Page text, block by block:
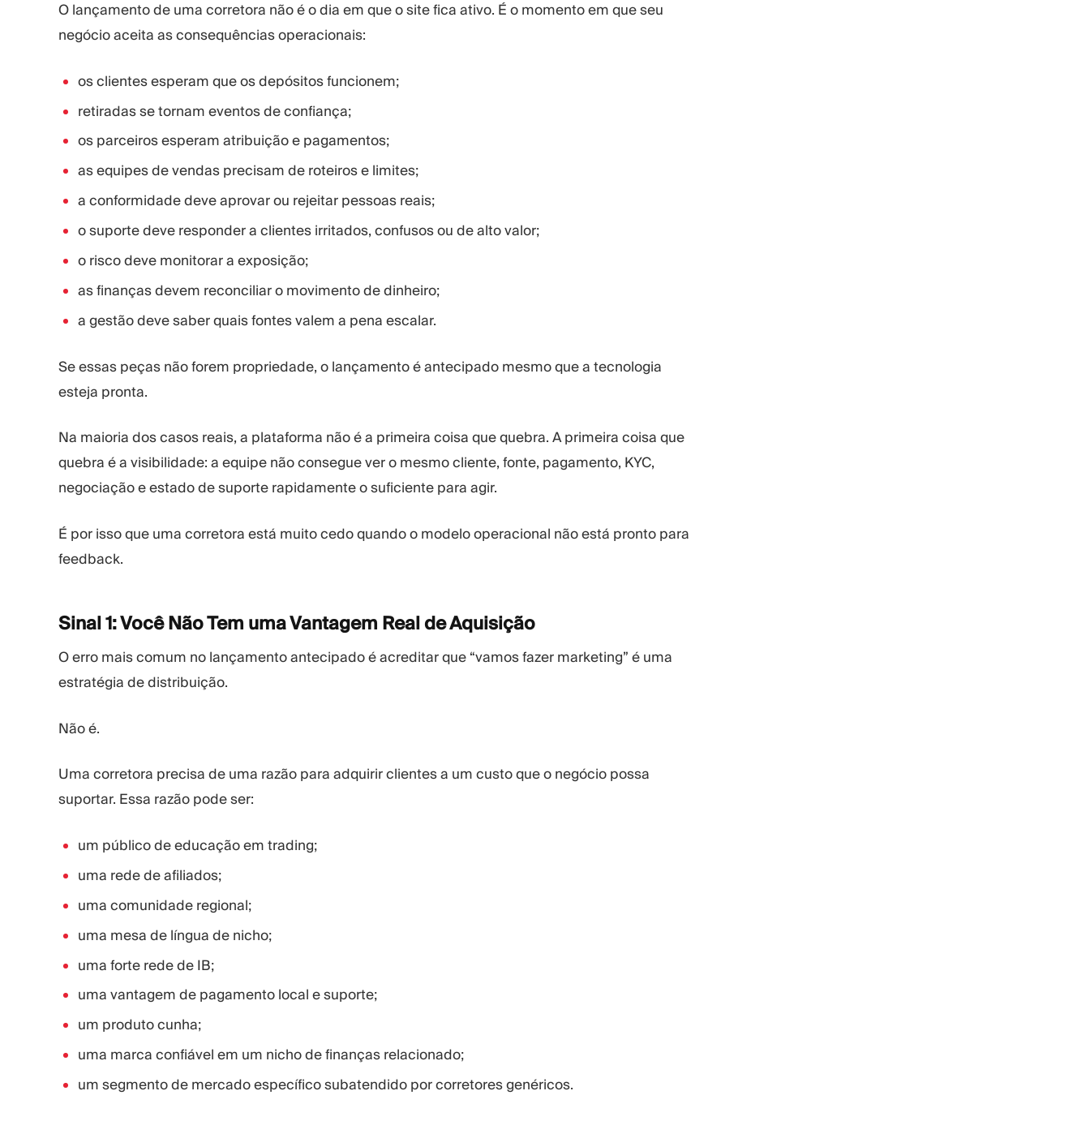
O lançamento de uma corretora não é o dia em que o site fica ativo. É o momento em que seu
negócio aceita as consequências operacionais:
os clientes esperam que os depósitos funcionem;
retiradas se tornam eventos de confiança;
os parceiros esperam atribuição e pagamentos;
as equipes de vendas precisam de roteiros e limites;
a conformidade deve aprovar ou rejeitar pessoas reais;
o suporte deve responder a clientes irritados, confusos ou de alto valor;
o risco deve monitorar a exposição;
as finanças devem reconciliar o movimento de dinheiro;
a gestão deve saber quais fontes valem a pena escalar.
Se essas peças não forem propriedade, o lançamento é antecipado mesmo que a tecnologia
esteja pronta.
Na maioria dos casos reais, a plataforma não é a primeira coisa que quebra. A primeira coisa que
quebra é a visibilidade: a equipe não consegue ver o mesmo cliente, fonte, pagamento, KYC,
negociação e estado de suporte rapidamente o suficiente para agir.
É por isso que uma corretora está muito cedo quando o modelo operacional não está pronto para
feedback.
Sinal 1: Você Não Tem uma Vantagem Real deAquisição
O erro mais comum no lançamento antecipado é acreditar que “vamos fazer marketing” é uma
estratégia de distribuição.
Não é.
Uma corretora precisa de uma razão para adquirir clientes a um custo que o negócio possa
suportar. Essa razão pode ser:
um público de educação em trading;
uma rede de afiliados;
uma comunidade regional;
uma mesa de língua de nicho;
uma forte rede de IB;
uma vantagem de pagamento local e suporte;
um produto cunha;
uma marca confiável em um nicho de finanças relacionado;
um segmento de mercado específico subatendido por corretores genéricos.